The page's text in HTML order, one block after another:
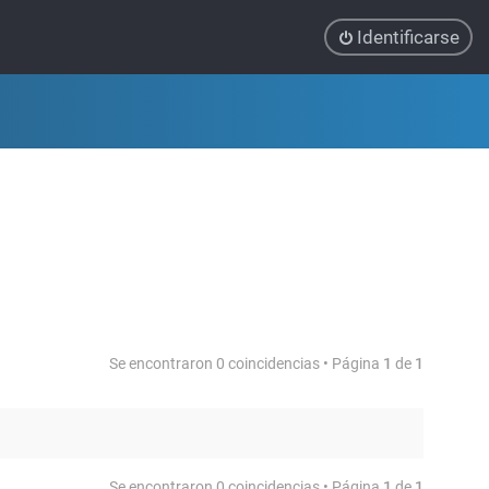
Identificarse
Se encontraron 0 coincidencias • Página 1 de 1